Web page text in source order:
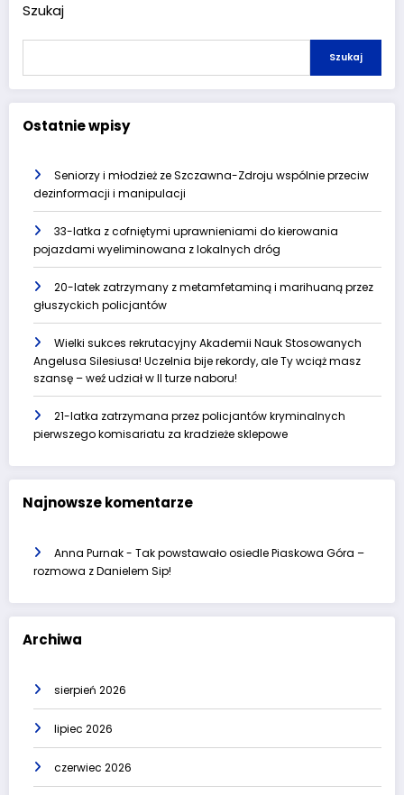
Szukaj
Szukaj
Ostatnie wpisy
Seniorzy i młodzież ze Szczawna-Zdroju wspólnie przeciw
dezinformacji i manipulacji
33-latka z cofniętymi uprawnieniami do kierowania
pojazdami wyeliminowana z lokalnych dróg
20-latek zatrzymany z metamfetaminą i marihuaną przez
głuszyckich policjantów
Wielki sukces rekrutacyjny Akademii Nauk Stosowanych
Angelusa Silesiusa! Uczelnia bije rekordy, ale Ty wciąż masz
szansę – weź udział w II turze naboru!
21-latka zatrzymana przez policjantów kryminalnych
pierwszego komisariatu za kradzieże sklepowe
Najnowsze komentarze
Anna Purnak- Tak powstawało osiedle Piaskowa Góra –
rozmowa z Danielem Sip!
Archiwa
sierpień 2026
lipiec 2026
czerwiec 2026